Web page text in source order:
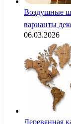
Воздушные
варианты
06.03.2026
Деревянная